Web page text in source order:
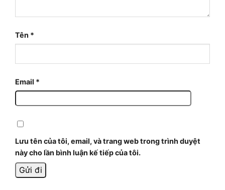
Tên *
Email *
Lưu tên của tôi, email, và trang web trong trình duyệt
này cho lần bình luận kế tiếp của tôi.